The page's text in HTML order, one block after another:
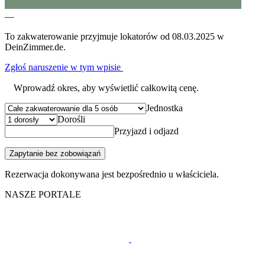
—
To zakwaterowanie przyjmuje lokatorów od 08.03.2025 w
DeinZimmer.de.
Zgłoś naruszenie w tym wpisie
Wprowadź okres, aby wyświetlić całkowitą cenę.
Jednostka
Dorośli
Przyjazd i odjazd
Zapytanie bez zobowiązań
Rezerwacja dokonywana jest bezpośrednio u właściciela.
NASZE PORTALE